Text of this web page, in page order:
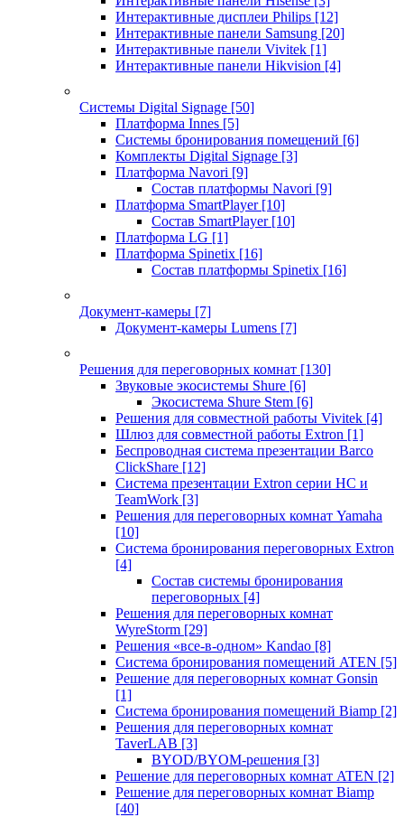
Интерактивные дисплеи Philips [12]
Интерактивные панели Samsung [20]
Интерактивные панели Vivitek [1]
Интерактивные панели Hikvision [4]
Системы Digital Signage [50]
Платформа Innes [5]
Системы бронирования помещений [6]
Комплекты Digital Signage [3]
Платформа Navori [9]
Состав платформы Navori [9]
Платформа SmartPlayer [10]
Состав SmartPlayer [10]
Платформа LG [1]
Платформа Spinetix [16]
Состав платформы Spinetix [16]
Документ-камеры [7]
Документ-камеры Lumens [7]
Решения для переговорных комнат [130]
Звуковые экосистемы Shure [6]
Экосистема Shure Stem [6]
Решения для совместной работы Vivitek [4]
Шлюз для совместной работы Extron [1]
Беспроводная система презентации Barco
ClickShare [12]
Система презентации Extron серии HC и
TeamWork [3]
Решения для переговорных комнат Yamaha
[10]
Система бронирования переговорных Extron
[4]
Состав системы бронирования
переговорных [4]
Решения для переговорных комнат
WyreStorm [29]
Решения «все-в-одном» Kandao [8]
Система бронирования помещений ATEN [5]
Решение для переговорных комнат Gonsin
[1]
Система бронирования помещений Biamp [2]
Решения для переговорных комнат
TaverLAB [3]
BYOD/BYOM-решения [3]
Решение для переговорных комнат ATEN [2]
Решение для переговорных комнат Biamp
[40]